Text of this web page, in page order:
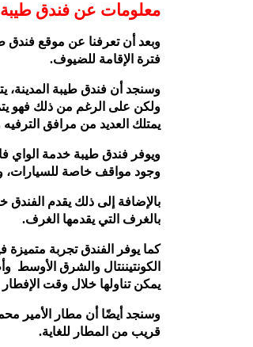
معلومات عن فندق طيبة
وبعد أن تعرفنا عن موقع فندق
فترة الإقامة للضيوف.
ولكن على الرغم من ذلك فهو
يمتلك العديد من مرافق
ويوفر فندق طيبة خدمة الواي
وجود مواقف خاصة للسيارات،
بالغرف التي يقدمها الغرف.
كما يوفر الفندق تجربة متميزة
الكونتيننتال والشرق الأوسط
يمكن تناولها خلال وقت الإفطار
قريب من المطار للغاية.